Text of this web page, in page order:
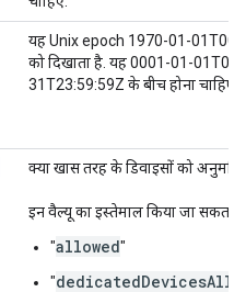
यह Unix epoch 1970-01-
को दिखाता है. यह 0001-01-
31T23:59:59Z के बीच होना चाहिए.
क्या खास तरह के डिवाइसों को अनुमति
इन वैल्यू का इस्तेमाल किया जा सकता
"allowed"
"